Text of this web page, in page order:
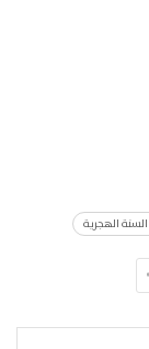
الهجرية